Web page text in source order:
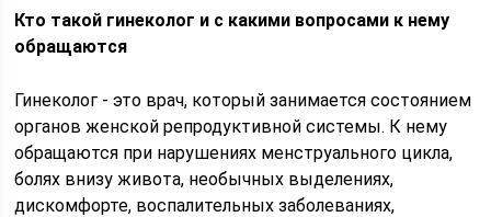
Кто такой гинеколог и с какими вопросами к нему
обращаются
Гинеколог - это врач, который занимается состоянием
органов женской репродуктивной системы. К нему
обращаются при нарушениях менструального цикла,
болях внизу живота, необычных выделениях,
дискомфорте, воспалительных заболеваниях,